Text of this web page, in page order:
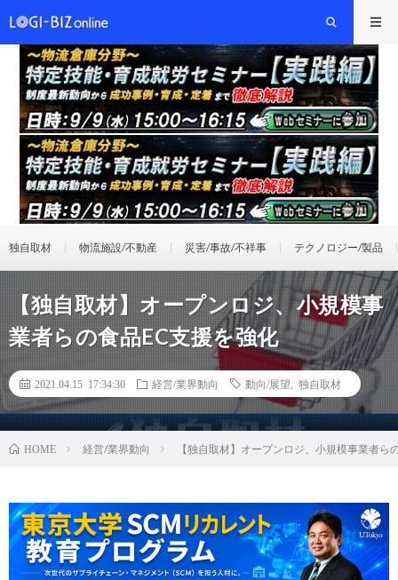
独自取材 物流施設/不動産 災害/事故/不祥事 テクノロジー/製品
【独自取材】オープンロジ、小規模事
業者らの食品EC支援を強化
2021.04.15 17:34:30 経営/業界動向 動向/展望 独自取材
HOME 経営/業界動向 【独自取材】オープンロジ、小規模事業者ら